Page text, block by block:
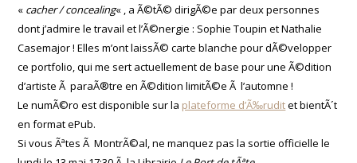
« cacher / concealing« , a Ã©tÃ© dirigÃ©e par deux personnes
dont j’admire le travail et l’Ã©nergie : Sophie Toupin et Nathalie
Casemajor ! Elles m’ont laissÃ© carte blanche pour dÃ©velopper
ce portfolio, qui me sert actuellement de base pour une Ã©dition
d’artiste Ã paraÃ®tre en Ã©dition limitÃ©e Ã l’automne !
Le numÃ©ro est disponible sur la plateforme d’Ã‰ruditet bientÃ´t
en format ePub.
Si vous Ãªtes Ã MontrÃ©al, ne manquez pas la sortie officielle le